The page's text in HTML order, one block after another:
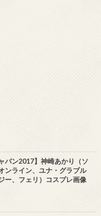
パン2017】神崎あかり（ソ
ンライン、ユナ・グラブル
ー、フェリ）コスプレ画像